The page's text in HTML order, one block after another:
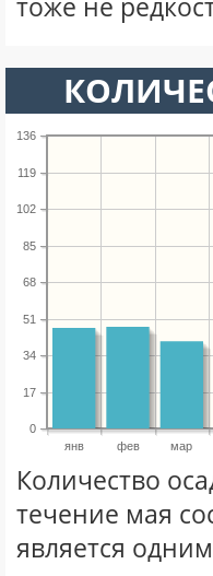
тоже не
янв фев мар
0
17
34
51
68
85
102
119
136
Количество
течение мая
является